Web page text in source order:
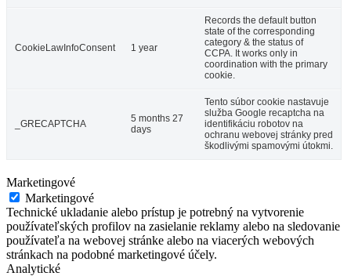
CookieLawInfoConsent 1 year
Records the default button
state of the corresponding
category & the status of
CCPA. It works only in
coordination with the primary
cookie.
_GRECAPTCHA
5 months 27
days
Tento súbor cookie nastavuje
služba Google recaptcha na
identifikáciu robotov na
ochranu webovej stránky pred
škodlivými spamovými útokmi.
Marketingové
Marketingové
Technické ukladanie alebo prístup je potrebný na vytvorenie
používateľských profilov na zasielanie reklamy alebo na sledovanie
používateľa na webovej stránke alebo na viacerých webových
stránkach na podobné marketingové účely.
Analytické